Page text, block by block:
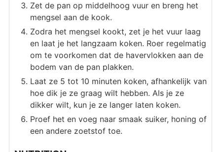
Zet de pan op middelhoog vuur en breng het
mengsel aan de kook.
Zodra het mengsel kookt, zet je het vuur laag
en laat je het langzaam koken. Roer regelmatig
om te voorkomen dat de havervlokken aan de
bodem van de pan plakken.
Laat ze 5 tot 10 minuten koken, afhankelijk van
hoe dik je ze graag wilt hebben. Als je ze
dikker wilt, kun je ze langer laten koken.
Proef het en voeg naar smaak suiker, honing of
een andere zoetstof toe.